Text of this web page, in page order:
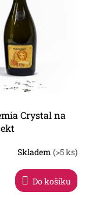
Crystal na
Skladem(>5 ks)
Do košíku